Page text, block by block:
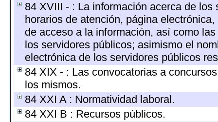
84 XVIII - : La información acerca de
horarios de atención, página
de acceso a la información, así como
los servidores públicos; asimismo el
electrónica de los servidores públicos
84 XIX - : Las convocatorias a
los mismos.
84 XXI A : Normatividad laboral.
84 XXI B : Recursos públicos.